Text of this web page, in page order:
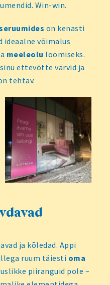
Win-win.
on kenasti
ideaalne võimalus
meeleolu loomiseks.
ettevõtte värvid ja
tehtav.
ja kõledad. Appi
ruum täiesti oma
piiranguid pole –